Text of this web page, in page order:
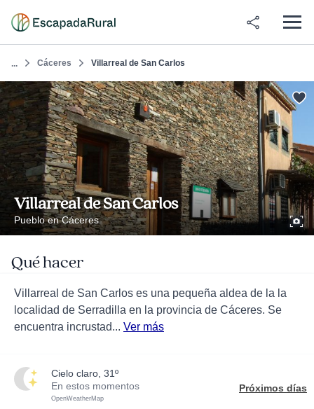
... Cáceres Villarreal de San Carlos
Villarreal de San Carlos
Pueblo en Cáceres
Qué hacer
Villarreal de San Carlos es una pequeña aldea de la la
localidad de Serradilla en la provincia de Cáceres. Se
encuentra incrustad... Ver más
cielo claro, 31º
En estos momentos
OpenWeatherMap
Próximos días